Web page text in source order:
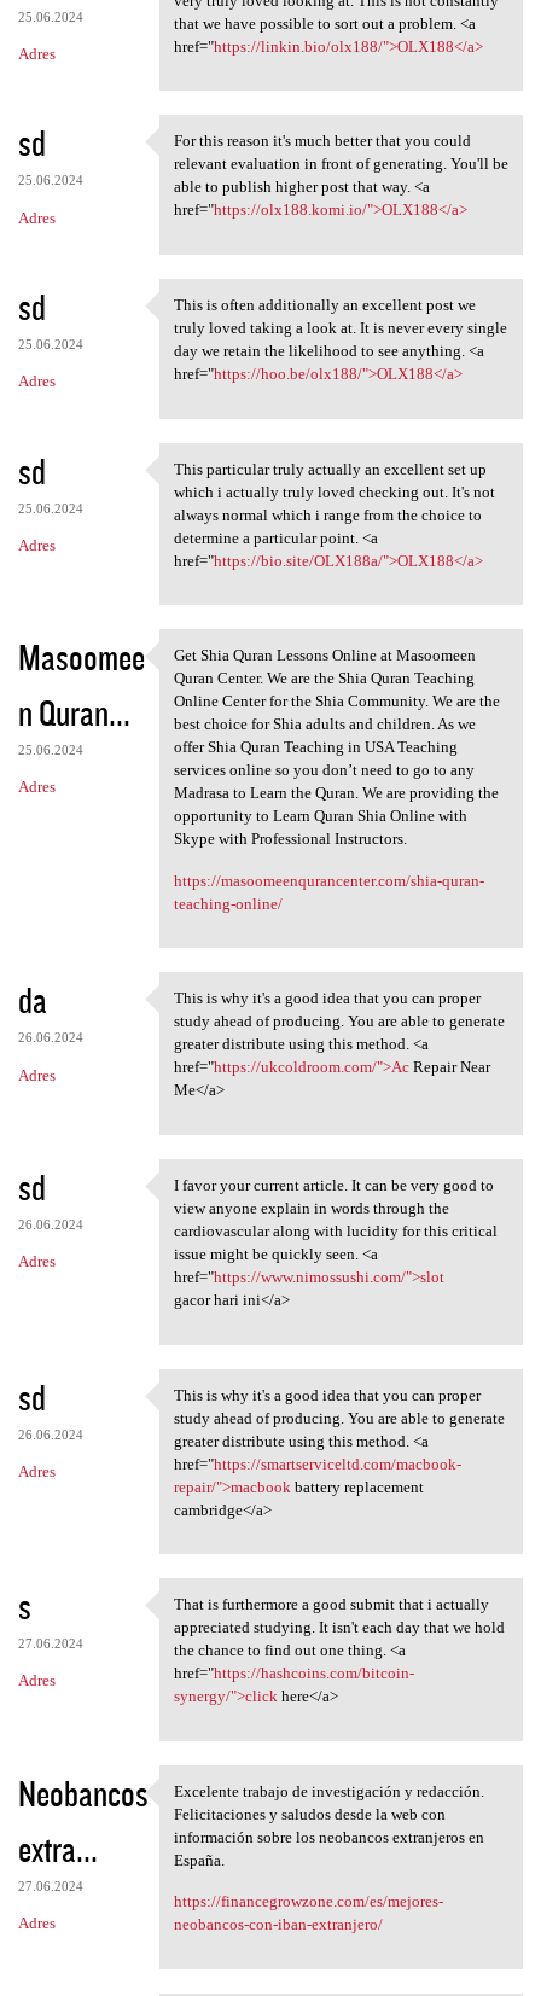
25.06.2024
Adres
that we have possible to sort out a problem. <a
href="https://linkin.bio/olx188/">OLX188</a>
sd
25.06.2024
Adres
For this reason it's much
For this reason it's much better that you could
relevant evaluation in front of generating. You'll be
able to publish higher post that way. <a
href="https://olx188.komi.io/">OLX188</a>
sd
25.06.2024
Adres
This is often additionally an
This is often additionally an excellent post we
truly loved taking a look at. It is never every single
day we retain the likelihood to see anything. <a
href="https://hoo.be/olx188/">OLX188</a>
sd
25.06.2024
Adres
This particular truly
This particular truly actually an excellent set up
which i actually truly loved checking out. It's not
always normal which i range from the choice to
determine a particular point. <a
href="https://bio.site/OLX188a/">OLX188</a>
Masoomee
n Quran...
25.06.2024
Adres
Get Shia Quran Lessons Online
Get Shia Quran Lessons Online at Masoomeen
Quran Center. We are the Shia Quran Teaching
Online Center for the Shia Community. We are the
best choice for Shia adults and children. As we
offer Shia Quran Teaching in USA Teaching
services online so you don’t need to go to any
Madrasa to Learn the Quran. We are providing the
opportunity to Learn Quran Shia Online with
Skype with Professional Instructors.
https://masoomeenqurancenter.com/shia-quran-
teaching-online/
da
26.06.2024
Adres
This is why it's a good idea
This is why it's a good idea that you can proper
study ahead of producing. You are able to generate
greater distribute using this method. <a
href="https://ukcoldroom.com/">AcRepair Near
Me</a>
sd
26.06.2024
Adres
I favor your current article.
I favor your current article. It can be very good to
view anyone explain in words through the
cardiovascular along with lucidity for this critical
issue might be quickly seen. <a
href="https://www.nimossushi.com/">slot
gacor hari ini</a>
sd
26.06.2024
Adres
This is why it's a good idea
This is why it's a good idea that you can proper
study ahead of producing. You are able to generate
greater distribute using this method. <a
href="https://smartserviceltd.com/macbook-
repair/">macbook battery replacement
cambridge</a>
s
27.06.2024
Adres
That is furthermore a good
That is furthermore a good submit that i actually
appreciated studying. It isn't each day that we hold
the chance to find out one thing. <a
href="https://hashcoins.com/bitcoin-
synergy/">clickhere</a>
Neobancos
extra...
27.06.2024
Adres
Excelente trabajo de
Excelente trabajo de investigación y redacción.
Felicitaciones y saludos desde la web con
información sobre los neobancos extranjeros en
España.
https://financegrowzone.com/es/mejores-
neobancos-con-iban-extranjero/